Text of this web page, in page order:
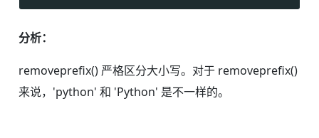
分析：
removeprefix() 严格区分大小写。对于 removeprefix()
来说，'python' 和 'Python' 是不一样的。